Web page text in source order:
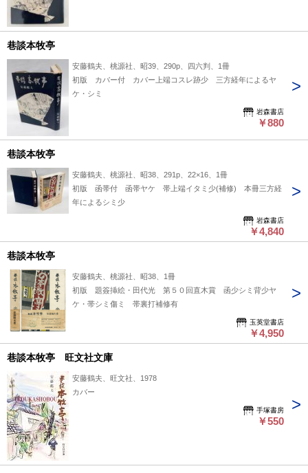
巷談本牧亭
安藤鶴夫、桃源社、昭39、290p、四六判、1冊
初版 カバー付 カバー上端コスレ跡少 三方経年によるヤ
ケ・シミ
岩森書店
￥880
巷談本牧亭
安藤鶴夫、桃源社、昭38、291p、22×16、1冊
初版 函帯付 函帯ヤケ 帯上端イタミ少(補修) 本冊三方経
年によるシミ少
岩森書店
￥4,840
巷談本牧亭
安藤鶴夫、桃源社、昭38、1冊
初版 題簽挿絵・田代光 第５０回直木賞 函少シミ背少ヤ
ケ・帯シミ傷ミ 帯裏打補修有
玉英堂書店
￥4,950
巷談本牧亭 旺文社文庫
安藤鶴夫、旺文社、1978
カバー
手塚書房
￥550